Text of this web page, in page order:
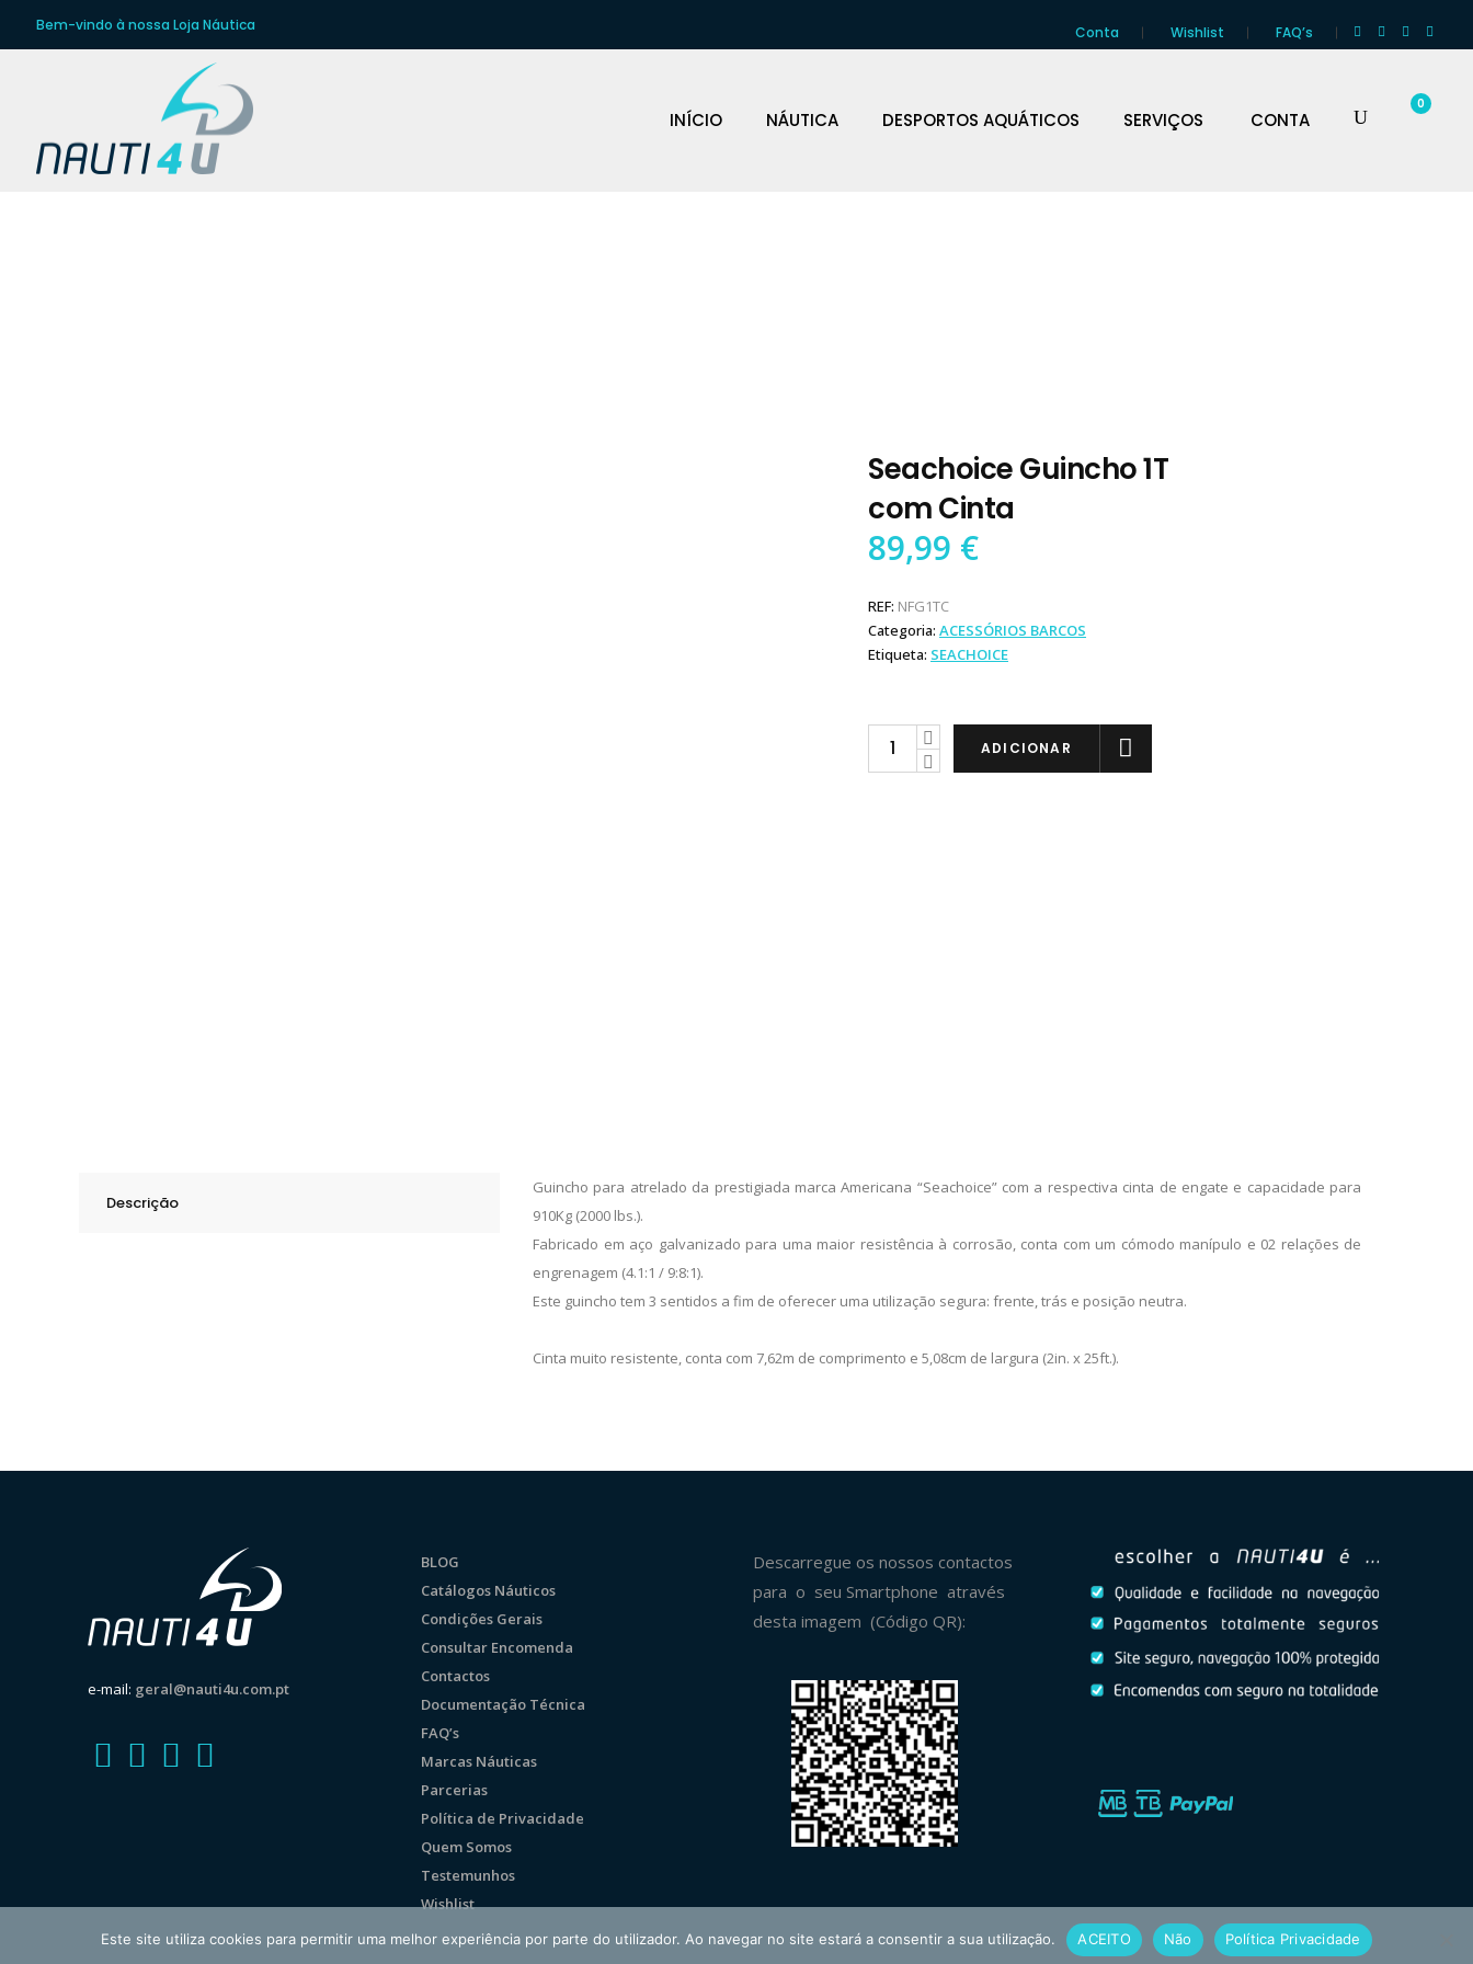
Bem-vindo à nossa Loja Náutica Conta Wishlist FAQ’s
INÍCIO NÁUTICA DESPORTOS AQUÁTICOS SERVIÇOS CONTA
0
Seachoice Guincho 1T
com Cinta
89,99 €
REF: NFG1TC
Categoria: ACESSÓRIOS BARCOS
Etiqueta: SEACHOICE
Seachoice
ADICIONAR
Descrição
Guincho para atrelado da prestigiada marca Americana “Seachoice” com a respectiva cinta de engate e capacidade para
910Kg (2000 lbs.).
Fabricado em aço galvanizado para uma maior resistência à corrosão, conta com um cómodo manípulo e 02 relações de
engrenagem (4.1:1 / 9:8:1).
Este guincho tem 3 sentidos a fim de oferecer uma utilização segura: frente, trás e posição neutra.
Cinta muito resistente, conta com 7,62m de comprimento e 5,08cm de largura (2in. x 25ft.).
e-mail: geral@nauti4u.com.pt
BLOG
Catálogos Náuticos
Condições Gerais
Consultar Encomenda
Contactos
Documentação Técnica
FAQ’s
Marcas Náuticas
Parcerias
Política de Privacidade
Quem Somos
Testemunhos
Wishlist
Descarregue os nossos contactos
para o seu Smartphone através
desta imagem (Código QR):
Este site utiliza cookies para permitir uma melhor experiência por parte do utilizador. Ao navegar no site estará a consentir a sua utilização. ACEITO Não Política Privacidade